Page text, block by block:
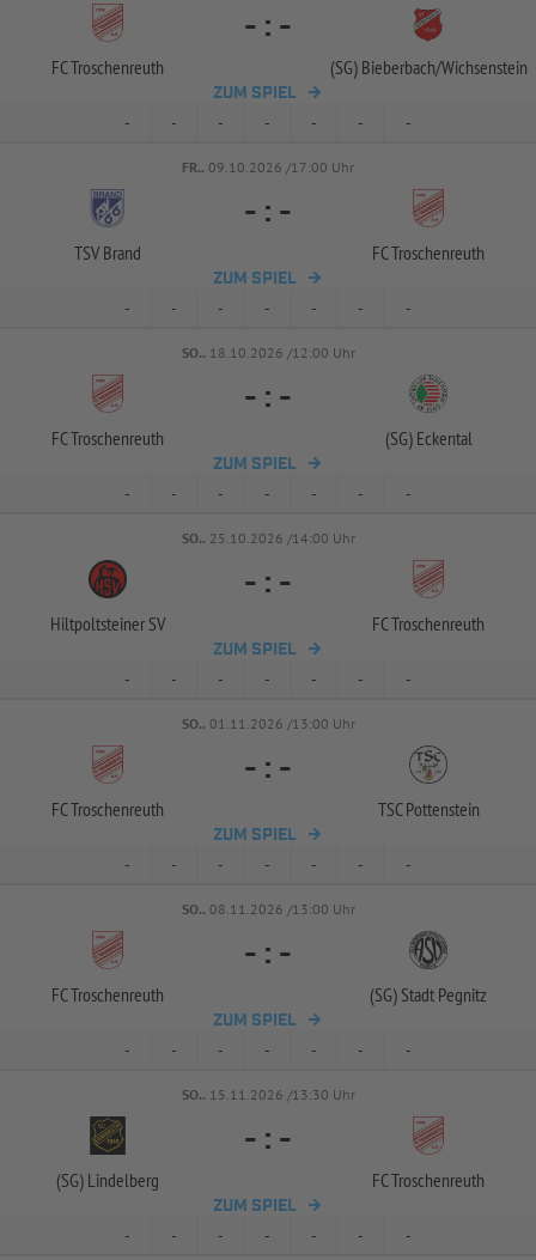
FC Troschenreuth
- : -
(SG) Bieberbach/Wichsenstein
ZUM SPIEL
- - - - - - -
FR.. 09.10.2026 /17:00 Uhr
TSV Brand
- : -
FC Troschenreuth
ZUM SPIEL
- - - - - - -
SO.. 18.10.2026 /12:00 Uhr
FC Troschenreuth
- : -
(SG) Eckental
ZUM SPIEL
- - - - - - -
SO.. 25.10.2026 /14:00 Uhr
Hiltpoltsteiner SV
- : -
FC Troschenreuth
ZUM SPIEL
- - - - - - -
SO.. 01.11.2026 /13:00 Uhr
FC Troschenreuth
- : -
TSC Pottenstein
ZUM SPIEL
- - - - - - -
SO.. 08.11.2026 /13:00 Uhr
FC Troschenreuth
- : -
(SG) Stadt Pegnitz
ZUM SPIEL
- - - - - - -
SO.. 15.11.2026 /13:30 Uhr
(SG) Lindelberg
- : -
FC Troschenreuth
ZUM SPIEL
- - - - - - -